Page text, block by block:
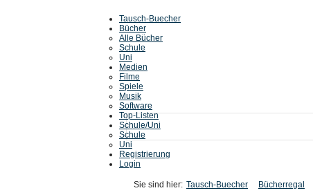
Tausch-Buecher
Bücher
Alle Bücher
Schule
Uni
Medien
Filme
Spiele
Musik
Software
Top-Listen
Schule/Uni
Schule
Uni
Registrierung
Login
Sie sind hier: Tausch-Buecher Bücherregal